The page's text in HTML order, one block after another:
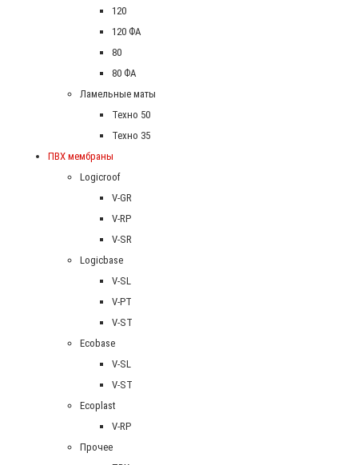
120
120 ФА
80
80 ФА
Ламельные маты
Техно 50
Техно 35
ПВХ мембраны
Logicroof
V-GR
V-RP
V-SR
Logicbase
V-SL
V-PT
V-ST
Ecobase
V-SL
V-ST
Ecoplast
V-RP
Прочее